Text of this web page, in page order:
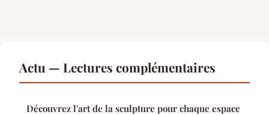
Actu — Lectures complémentaires
Découvrez l'art de la sculpture pour chaque espace